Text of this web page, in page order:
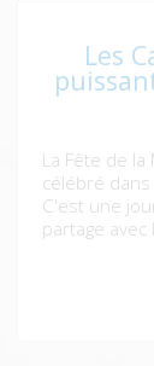
Les
La Fête de
célébré
C'est une
partage